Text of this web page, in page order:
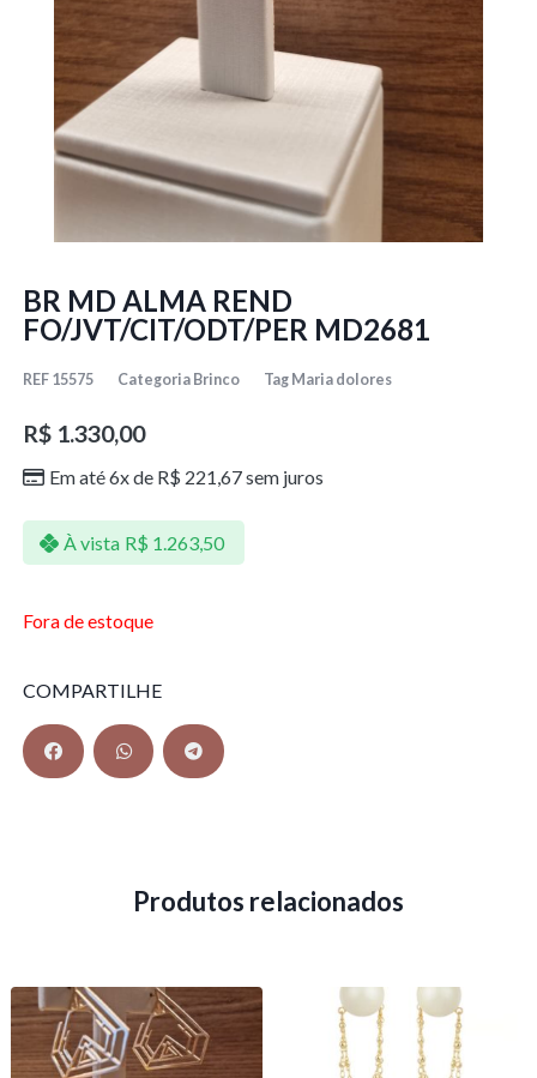
BR MD ALMA REND
FO/JVT/CIT/ODT/PER MD2681
REF 15575 Categoria Brinco Tag Maria dolores
R$1.330,00
Em até 6x de R$ 221,67sem juros
À vista R$ 1.263,50
Fora de estoque
COMPARTILHE
Produtos relacionados